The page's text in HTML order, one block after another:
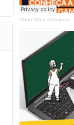
Outro Olhar Amargosa ·